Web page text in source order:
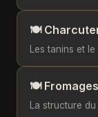
🍽️
Les tanins et
🍽️
La structure